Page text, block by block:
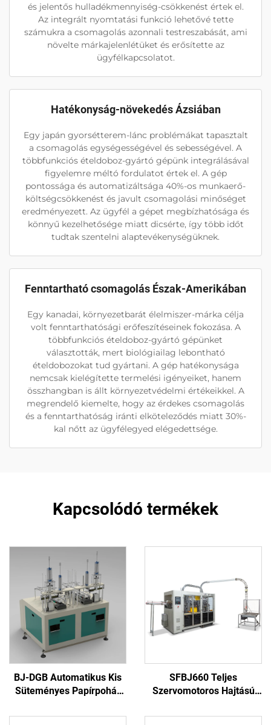
és jelentős hulladékmennyiség-csökkenést értek el.
Az integrált nyomtatási funkció lehetővé tette
számukra a csomagolás azonnali testreszabását, ami
növelte márkajelenlétüket és erősítette az
ügyfélkapcsolatot.
Hatékonyság-növekedés Ázsiában
Egy japán gyorsétterem-lánc problémákat tapasztalt
a csomagolás egységességével és sebességével. A
többfunkciós ételdoboz-gyártó gépünk integrálásával
figyelemre méltó fordulatot értek el. A gép
pontossága és automatizáltsága 40%-os munkaerő-
költségcsökkenést és javult csomagolási minőséget
eredményezett. Az ügyfél a gépet megbízhatósága és
könnyű kezelhetősége miatt dicsérte, így több időt
tudtak szentelni alaptevékenységüknek.
Fenntartható csomagolás Észak-Amerikában
Egy kanadai, környezetbarát élelmiszer-márka célja
volt fenntarthatósági erőfeszítéseinek fokozása. A
többfunkciós ételdoboz-gyártó gépünket
választották, mert biológiailag lebontható
ételdobozokat tud gyártani. A gép hatékonysága
nemcsak kielégítette termelési igényeiket, hanem
összhangban is állt környezetvédelmi értékeikkel. A
megrendelő kiemelte, hogy az érdekes csomagolás
és a fenntarthatóság iránti elköteleződés miatt 30%-
kal nőtt az ügyfélegyed elégedettsége.
Kapcsolódó termékek
BJ-DGB Automatikus Kis
Süteményes Papírpohár
SFBJ660 Teljes
Szervomotoros Hajtású